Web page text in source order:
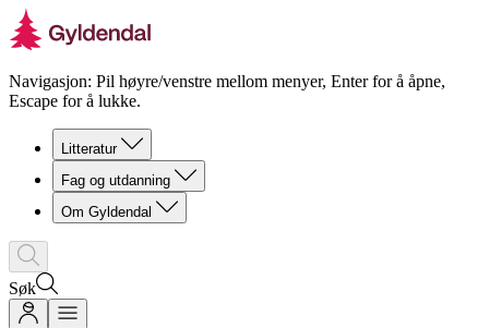
Navigasjon: Pil høyre/venstre mellom menyer, Enter for å åpne,
Escape for å lukke.
Litteratur
Fag og utdanning
Om Gyldendal
Søk